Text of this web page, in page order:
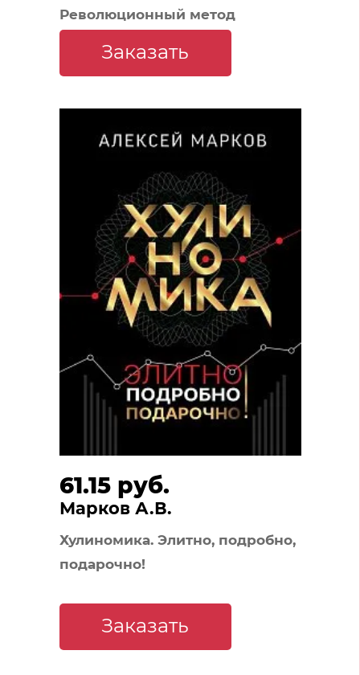
Революционный метод
Заказать
61.15 руб.
Марков А.В.
Хулиномика. Элитно, подробно,
подарочно!
Заказать